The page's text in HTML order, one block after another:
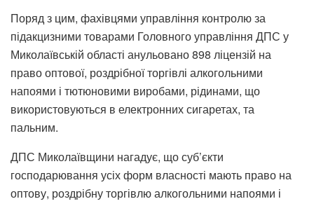
Поряд з цим, фахівцями управління контролю за
підакцизними товарами Головного управління ДПС у
Миколаївській області анульовано 898 ліцензій на
право оптової, роздрібної торгівлі алкогольними
напоями і тютюновими виробами, рідинами, що
використовуються в електронних сигаретах, та
пальним.
ДПС Миколаївщини нагадує, що суб’єкти
господарювання усіх форм власності мають право на
оптову, роздрібну торгівлю алкогольними напоями і